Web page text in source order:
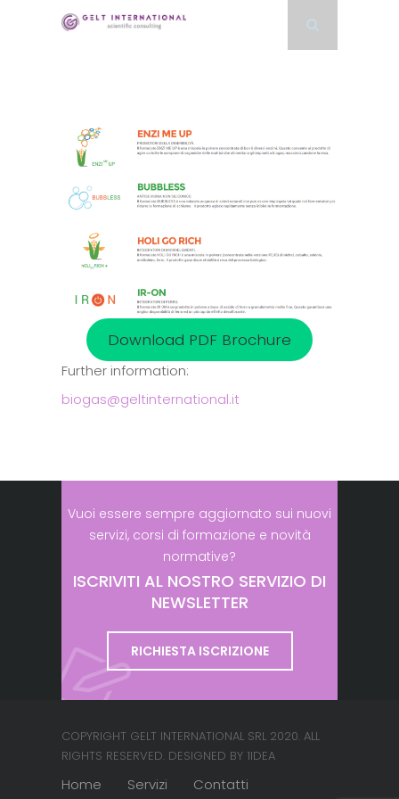
Download PDF Brochure
Further information:
biogas@geltinternational.it
Vuoi essere sempre aggiornato sui nuovi
servizi, corsi di formazione e novità
normative?
ISCRIVITI AL NOSTRO SERVIZIO DI
NEWSLETTER
RICHIESTA ISCRIZIONE
COPYRIGHT GELT INTERNATIONAL SRL 2020. ALL
RIGHTS RESERVED. DESIGNED BY 1IDEA
Home Servizi
Contatti